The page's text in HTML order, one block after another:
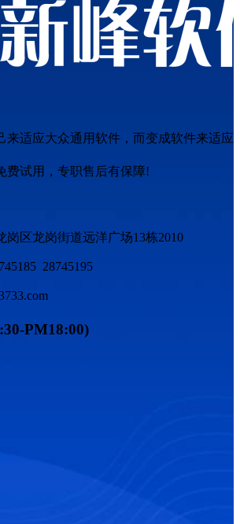
来适应大众通用软件，而变成软件来适应
费试用，专职售后有保障!
岗区龙岗街道远洋广场13栋2010
28745195
PM18:00)